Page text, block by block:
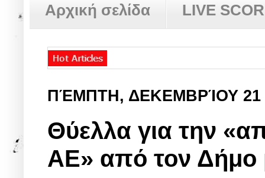
Αρχική σελίδα LIVE
ΠΈΜΠΤΗ, ΔΕΚΕΜΒΡΊΟΥ 21
Θύελλα για την
ΑΕ» από τον Δήμο